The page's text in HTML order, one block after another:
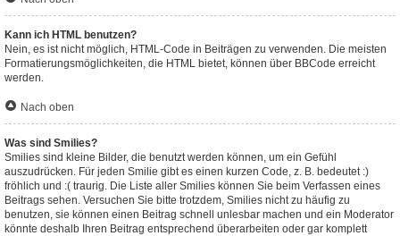
Kann ich HTML benutzen?
Nein, es ist nicht möglich, HTML-Code in Beiträgen zu verwenden. Die meisten
Formatierungsmöglichkeiten, die HTML bietet, können über BBCode erreicht
werden.
Nach oben
Was sind Smilies?
Smilies sind kleine Bilder, die benutzt werden können, um ein Gefühl
auszudrücken. Für jeden Smilie gibt es einen kurzen Code, z. B. bedeutet :)
fröhlich und :( traurig. Die Liste aller Smilies können Sie beim Verfassen eines
Beitrags sehen. Versuchen Sie bitte trotzdem, Smilies nicht zu häufig zu
benutzen, sie können einen Beitrag schnell unlesbar machen und ein Moderator
könnte deshalb Ihren Beitrag entsprechend überarbeiten oder gar komplett